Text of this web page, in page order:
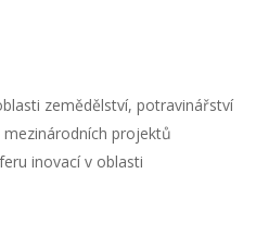
zemědělství, potravinářství
projektů
inovací v oblasti